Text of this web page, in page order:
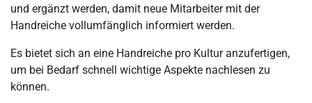
und ergänzt werden, damit neue Mitarbeiter mit der
Handreiche vollumfänglich informiert werden.
Es bietet sich an eine Handreiche pro Kultur anzufertigen,
um bei Bedarf schnell wichtige Aspekte nachlesen zu
können.